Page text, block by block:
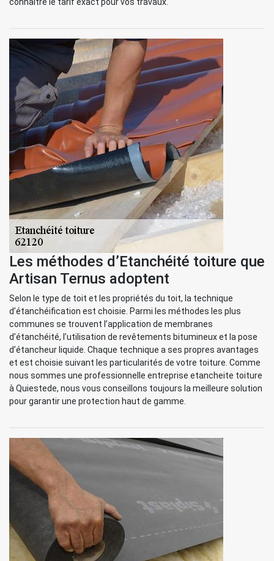
Les méthodes d’Etanchéité toiture que
Artisan Ternus adoptent
Selon le type de toit et les propriétés du toit, la technique
d’étanchéification est choisie. Parmi les méthodes les plus
communes se trouvent l’application de membranes
d’étanchéité, l’utilisation de revêtements bitumineux et la pose
d’étancheur liquide. Chaque technique a ses propres avantages
et est choisie suivant les particularités de votre toiture. Comme
nous sommes une professionnelle entreprise etancheite toiture
à Quiestede, nous vous conseillons toujours la meilleure solution
pour garantir une protection haut de gamme.